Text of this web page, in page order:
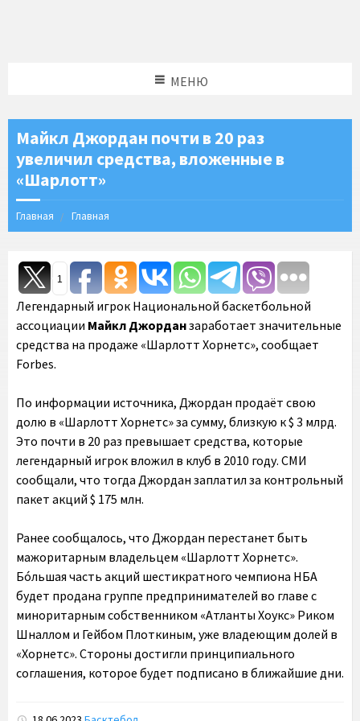
МЕНЮ
Майкл Джордан почти в 20 раз
увеличил средства, вложенные в
«Шарлотт»
Главная Главная
1
Легендарный игрок Национальной баскетбольной
ассоциации Майкл Джорданзаработает значительные
средства на продаже «Шарлотт Хорнетс», сообщает
Forbes.
По информации источника, Джордан продаёт свою
долю в «Шарлотт Хорнетс» за сумму, близкую к $ 3 млрд.
Это почти в 20 раз превышает средства, которые
легендарный игрок вложил в клуб в 2010 году. СМИ
сообщали, что тогда Джордан заплатил за контрольный
пакет акций $ 175 млн.
Ранее сообщалось, что Джордан перестанет быть
мажоритарным владельцем «Шарлотт Хорнетс».
Бóльшая часть акций шестикратного чемпиона НБА
будет продана группе предпринимателей во главе с
миноритарным собственником «Атланты Хоукс» Риком
Шналлом и Гейбом Плоткиным, уже владеющим долей в
«Хорнетс». Стороны достигли принципиального
соглашения, которое будет подписано в ближайшие дни.